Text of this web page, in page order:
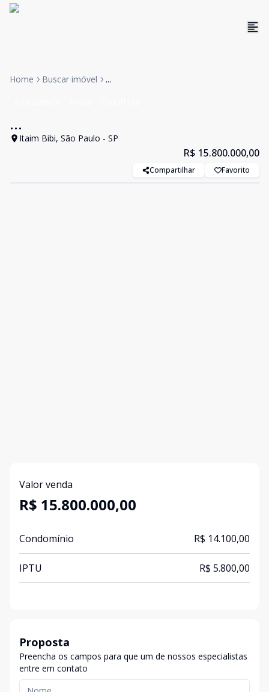
Home Buscar imóvel ...
...
Itaim Bibi, São Paulo - SP
R$ 15.800.000,00
Compartilhar Favorito
Valor venda
R$ 15.800.000,00
Condomínio R$ 14.100,00
IPTU R$ 5.800,00
Proposta
Preencha os campos para que um de nossos especialistas
entre em contato